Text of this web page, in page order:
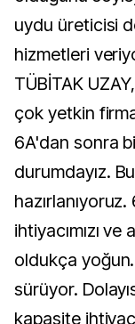
uydu üreticisi
hizmetleri
TÜBİTAK
çok yetkin
6A'dan sonra
durumdayız.
ihtiyacımızı ve
oldukça yoğun.
sürüyor.
kapasite